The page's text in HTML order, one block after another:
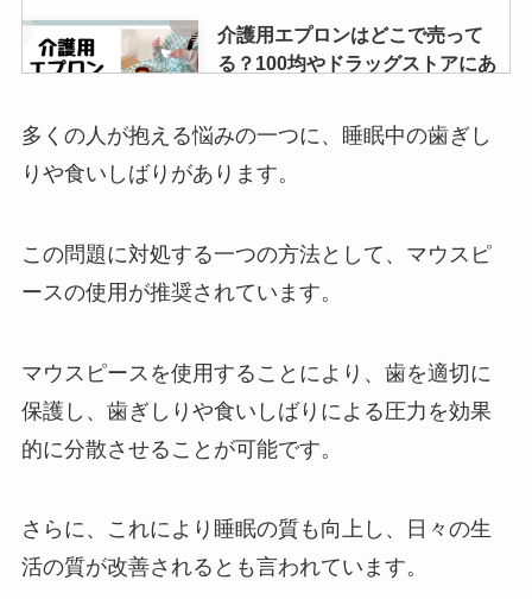
介護用エプロンはどこで売って
る？100均やドラッグストアにあ
チョコレートフォンデュの機械は
こで買えるの？その効果は？
つけられる？専門店のみの限定販
売？
多くの人が抱える悩みの一つに、睡眠中の歯ぎし
りや食いしばりがあります。
この問題に対処する一つの方法として、マウスピ
ースの使用が推奨されています。
マウスピースを使用することにより、歯を適切に
保護し、歯ぎしりや食いしばりによる圧力を効果
的に分散させることが可能です。
さらに、これにより睡眠の質も向上し、日々の生
活の質が改善されるとも言われています。